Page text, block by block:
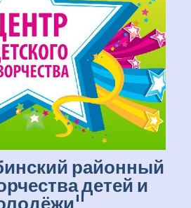
районный
детей и